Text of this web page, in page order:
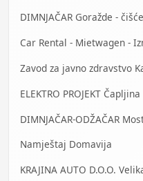
DIMNJAČAR Goražde -
Zavod za javno zdravstvo
ELEKTRO PROJEKT Čapljina
DIMNJAČAR-ODŽAČAR
Namještaj Domavija
KRAJINA AUTO D.O.O.